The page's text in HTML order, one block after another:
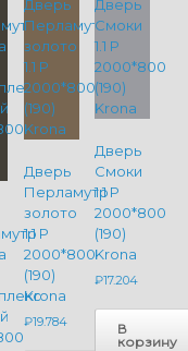
Дверь
Перламутр
золото
1.1 P
2000*800
(190)
Krona
₽19.784
Дверь
Смоки
1.1 P
2000*800
(190)
Krona
₽17.204
В
корзину